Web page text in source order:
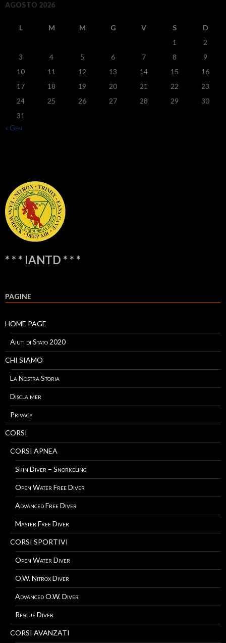
AGOSTO 2026
L M M G V S
D
1
2
3
4 5 6 7 8
9
10
11 12 13 14 15
16
17
18 19 20 21 22
23
24
25 26 27 28 29
30
31
« Gen
* * * IANTD * * *
PAGINE
HOME PAGE
Aiuti di Stato 2020
CHI SIAMO
La Nostra Storia
Disclaimer
Privacy
CORSI
CORSI APNEA
Skin Diver – Snorkeling
Open Water Free Diver
Advanced Free Diver
Master Free Diver
CORSI SPORTIVI
Open Water Diver
O.W. Nitrox Diver
Advanced O.W. Diver
Rescue Diver
CORSI AVANZATI